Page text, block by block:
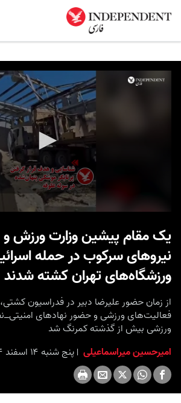
یک مقام پیشین وزارت ورزش و
نیروهای سرکوب در حمله
ورزشگاه‌های تهران کشته شدند
از زمان حضور علیرضا دبیر در فدراسیون
فعالیت‌های ورزشی و حضور نهادهای
ورزشی بیش از گذشته کمرنگ شد
امیرحسین میراسماعیلی پنج شنبه ۱۴ اسفند ۱۴۰۴ برابر با ۵ مارس ۲۰۲۶ ۱۴:۴۵